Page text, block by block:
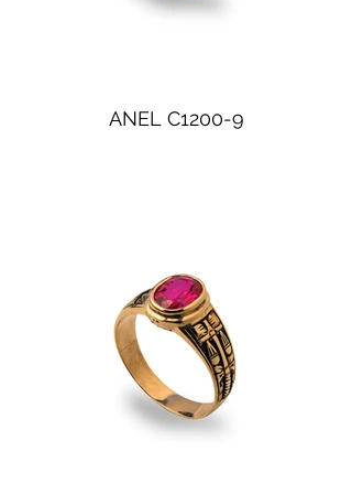
ANEL C1200-9